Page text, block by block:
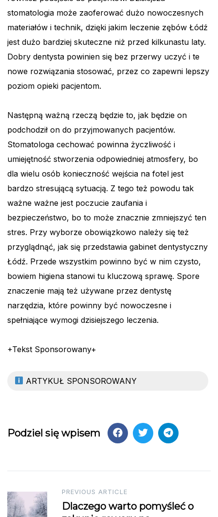
stomatologia może zaoferować dużo nowoczesnych
materiałów i technik, dzięki jakim leczenie zębów Łódź
jest dużo bardziej skuteczne niż przed kilkunastu laty.
Dobry dentysta powinien się bez przerwy uczyć i te
nowe rozwiązania stosować, przez co zapewni lepszy
poziom opieki pacjentom.
Następną ważną rzeczą będzie to, jak będzie on
podchodził on do przyjmowanych pacjentów.
Stomatologa cechować powinna życzliwość i
umiejętność stworzenia odpowiedniej atmosfery, bo
dla wielu osób konieczność wejścia na fotel jest
bardzo stresującą sytuacją. Z tego też powodu tak
ważne ważne jest poczucie zaufania i
bezpieczeństwo, bo to może znacznie zmniejszyć ten
stres. Przy wyborze obowiązkowo należy się też
przyglądnąć, jak się przedstawia gabinet dentystyczny
Łódź. Przede wszystkim powinno być w nim czysto,
bowiem higiena stanowi tu kluczową sprawę. Spore
znaczenie mają też używane przez dentystę
narzędzia, które powinny być nowoczesne i
spełniające wymogi dzisiejszego leczenia.
+Tekst Sponsorowany+
ARTYKUŁ SPONSOROWANY
Podziel się wpisem
Post
navigation
PREVIOUS ARTICLE
Dlaczego warto pomyśleć o